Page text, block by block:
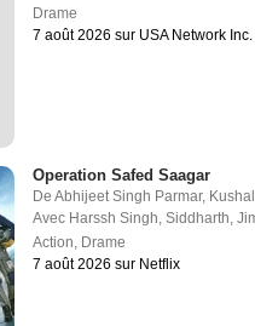
Drame
7 août 2026 sur USA Network Inc.
Operation Safed Saagar
DeAbhijeet Singh Parmar,
Avec Harssh Singh ,Siddharth ,
Action Drame
7 août 2026 sur Netflix